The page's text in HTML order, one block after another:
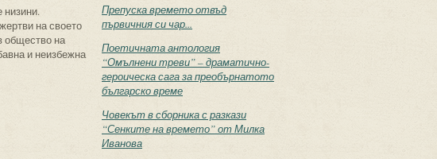
низини.
на своето
общество на
и неизбежна
Препуска времето отвъд
първичния си чар...
Поетичната антология
“Омълнени треви” – драматично-
героическа сага за преобърнатото
българско време
Човекът в сборника с разкази
“Сенките на времето” от Милка
Иванова